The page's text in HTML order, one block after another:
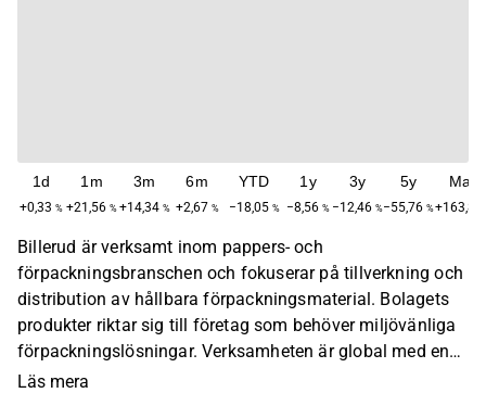
1d
+0,33 %
1m
+21,56 %
3m
+14,34 %
6m
+2,67 %
YTD
−18,05 %
1y
−8,56 %
3y
−12,46 %
5y
−55,76 %
Max
+163,80
Billerud är verksamt inom pappers- och
förpackningsbranschen och fokuserar på tillverkning och
distribution av hållbara förpackningsmaterial. Bolagets
produkter riktar sig till företag som behöver miljövänliga
förpackningslösningar. Verksamheten är global med en
huvudsaklig närvaro i Europa, Nordamerika och Asien.
Läs mera